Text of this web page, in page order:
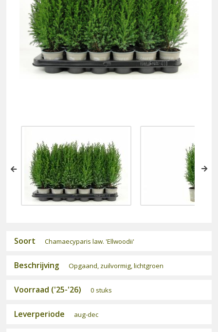
Soort Chamaecyparis law. 'Ellwoodii'
Beschrijving Opgaand, zuilvormig, lichtgroen
Voorraad ('25-'26) 0 stuks
Leverperiode aug-dec